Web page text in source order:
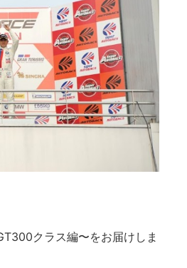
クラス編〜をお届けしま